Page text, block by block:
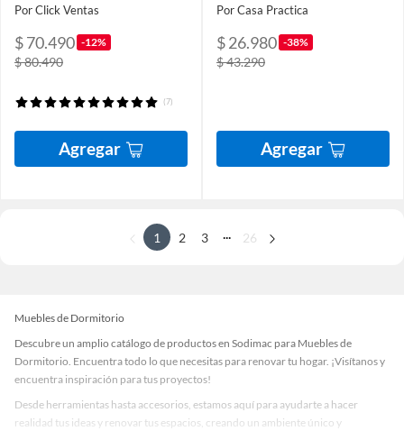
Por Click Ventas
$ 70.490 -12%
$ 80.490
(7)
Agregar
Por Casa Practica
$ 26.980 -38%
$ 43.290
Agregar
1 2 3 ... 26
Muebles de Dormitorio
Descubre un amplio catálogo de productos en Sodimac para Muebles de
Dormitorio. Encuentra todo lo que necesitas para renovar tu hogar. ¡Visítanos y
encuentra inspiración para tus proyectos!
Desde herramientas hasta accesorios, estamos aquí para ayudarte a hacer
realidad tus ideas y renovar tus espacios, creando un ambiente único y